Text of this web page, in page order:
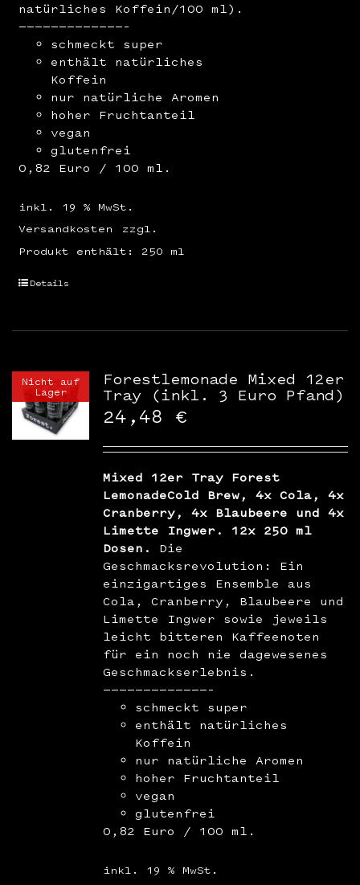
natürliches Koffein/100 ml).
—————————————–
schmeckt super
enthält natürliches
Koffein
nur natürliche Aromen
hoher Fruchtanteil
vegan
glutenfrei
0,82 Euro / 100 ml.
inkl. 19 % MwSt.
zzgl.
Versandkosten
Produkt enthält: 250 ml
Details
Nicht auf
Lager
Forestlemonade Mixed 12er
Tray (inkl. 3 Euro Pfand)
24,48 €
Mixed 12er Tray Forest
LemonadeCold Brew, 4x Cola, 4x
Cranberry, 4x Blaubeere und 4x
Limette Ingwer. 12x 250 ml
Dosen.
Die
Geschmacksrevolution: Ein
einzigartiges Ensemble aus
Cola, Cranberry, Blaubeere und
Limette Ingwer sowie jeweils
leicht bitteren Kaffeenoten
für ein noch nie dagewesenes
Geschmackserlebnis.
—————————————–
schmeckt super
enthält natürliches
Koffein
nur natürliche Aromen
hoher Fruchtanteil
vegan
glutenfrei
0,82 Euro / 100 ml.
inkl. 19 % MwSt.